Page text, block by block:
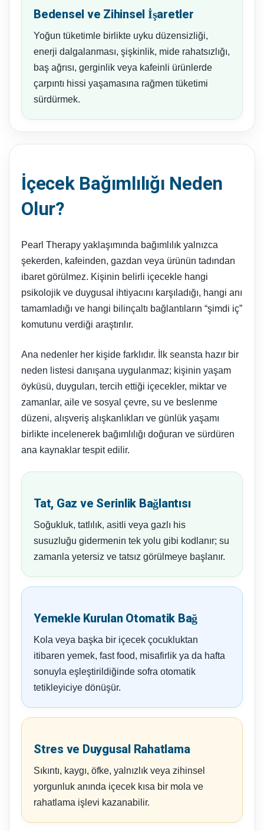
Bedensel ve Zihinsel İşaretler
Yoğun tüketimle birlikte uyku düzensizliği,
enerji dalgalanması, şişkinlik, mide rahatsızlığı,
baş ağrısı, gerginlik veya kafeinli ürünlerde
çarpıntı hissi yaşamasına rağmen tüketimi
sürdürmek.
İçecek Bağımlılığı Neden
Olur?
Pearl Therapy yaklaşımında bağımlılık yalnızca
şekerden, kafeinden, gazdan veya ürünün tadından
ibaret görülmez. Kişinin belirli içecekle hangi
psikolojik ve duygusal ihtiyacını karşıladığı, hangi anı
tamamladığı ve hangi bilinçaltı bağlantıların “şimdi iç”
komutunu verdiği araştırılır.
Ana nedenler her kişide farklıdır. İlk seansta hazır bir
neden listesi danışana uygulanmaz; kişinin yaşam
öyküsü, duyguları, tercih ettiği içecekler, miktar ve
zamanlar, aile ve sosyal çevre, su ve beslenme
düzeni, alışveriş alışkanlıkları ve günlük yaşamı
birlikte incelenerek bağımlılığı doğuran ve sürdüren
ana kaynaklar tespit edilir.
Tat, Gaz ve Serinlik Bağlantısı
Soğukluk, tatlılık, asitli veya gazlı his
susuzluğu gidermenin tek yolu gibi kodlanır; su
zamanla yetersiz ve tatsız görülmeye başlanır.
Yemekle Kurulan Otomatik Bağ
Kola veya başka bir içecek çocukluktan
itibaren yemek, fast food, misafirlik ya da hafta
sonuyla eşleştirildiğinde sofra otomatik
tetikleyiciye dönüşür.
Stres ve Duygusal Rahatlama
Sıkıntı, kaygı, öfke, yalnızlık veya zihinsel
yorgunluk anında içecek kısa bir mola ve
rahatlama işlevi kazanabilir.